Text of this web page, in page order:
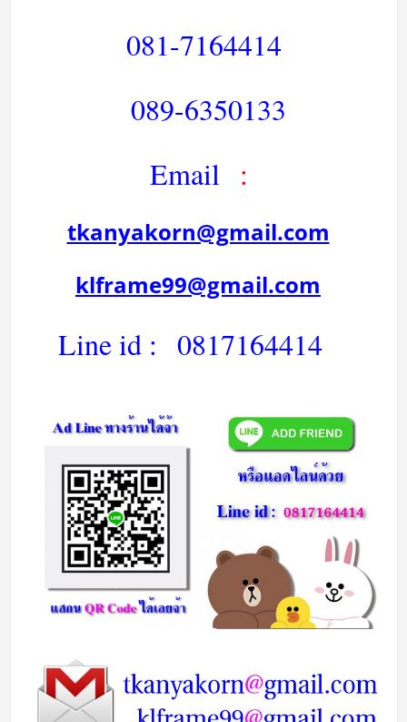
081-7164414
089-6350133
Email
:
tkanyakorn@gmail.com
klframe99@gmail.com
Line id : 0817164414